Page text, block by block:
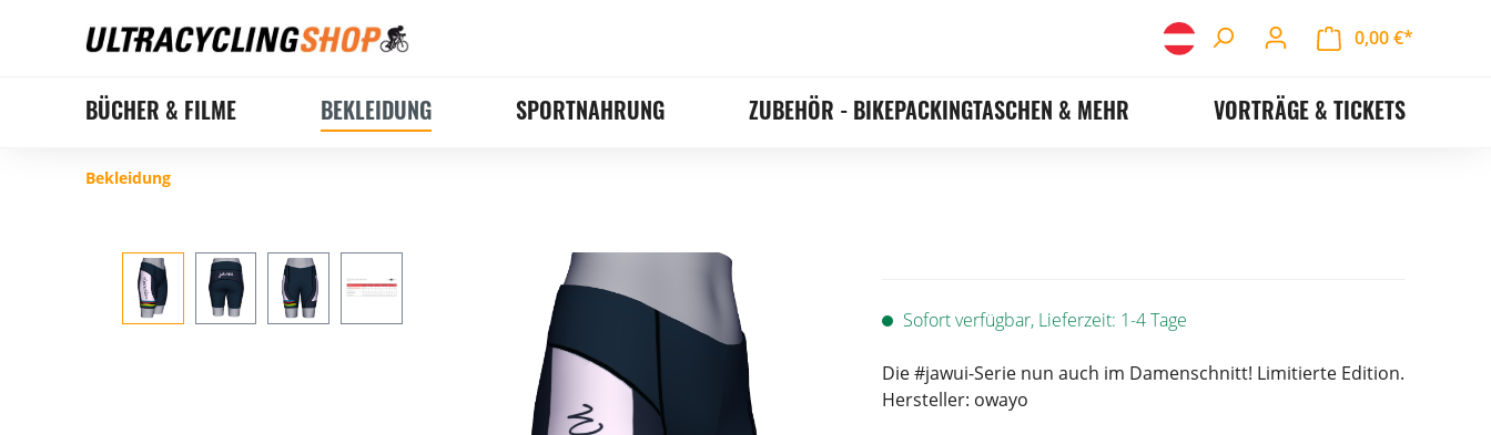
0,00 €*
BÜCHER & FILME BEKLEIDUNG SPORTNAHRUNG ZUBEHÖR - BIKEPACKINGTASCHEN & MEHR VORTRÄGE & TICKETS
Bekleidung
Sofort verfügbar, Lieferzeit: 1-4 Tage
Die #jawui-Serie nun auch im Damenschnitt! Limitierte Edition.
Hersteller: owayo